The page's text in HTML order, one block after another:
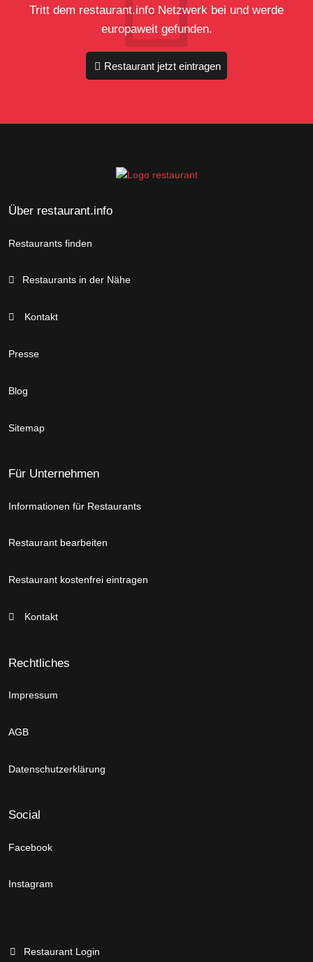
Tritt dem restaurant.info Netzwerk bei und werde
europaweit gefunden.
Restaurant jetzt eintragen
Über restaurant.info
Restaurants finden
Restaurants in der Nähe
Kontakt
Presse
Blog
Sitemap
Für Unternehmen
Informationen für Restaurants
Restaurant bearbeiten
Restaurant kostenfrei eintragen
Kontakt
Rechtliches
Impressum
AGB
Datenschutzerklärung
Social
Facebook
Instagram
Restaurant Login